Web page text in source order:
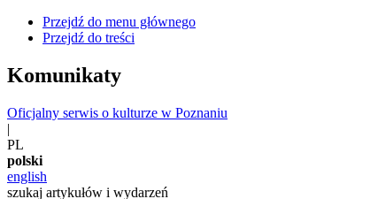
Przejdź do menu głównego
Przejdź do treści
Komunikaty
Oficjalny serwis o kulturze w Poznaniu
|
PL
polski
english
szukaj artykułów i wydarzeń